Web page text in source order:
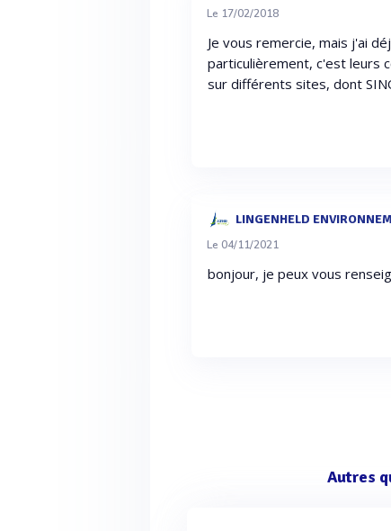
Le 17/02/2018
Je vous remercie, mais j'ai
particulièrement, c'est leurs
sur différents sites, dont
LINGENHELD
Le 04/11/2021
bonjour, je peux vous
Autres